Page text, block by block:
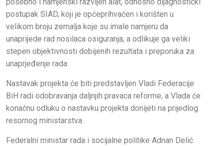
postupak SIAD, koji je općeprihvaćen i korišten u
velikom broju zemalja koje su imale namjeru da
unaprijede rad nosilaca osiguranja, a odlikuje ga veliki
stepen objektivnosti dobijenih rezultata i preporuka za
unaprjeđenje rada.
Nastavak projekta će biti predstavljen Vladi Federacije
BiH radi odobravanja daljnjih pravaca reforme, a Vlada će
konačnu odluku o nastavku projekta donijeti na prijedlog
resornog ministarstva.
Federalni ministar rada i socijalne politike Adnan Delić